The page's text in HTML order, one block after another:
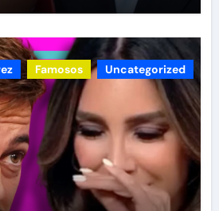
Famosos
Uncategorized